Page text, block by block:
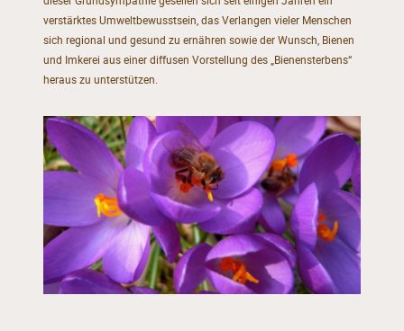
verstärktes Umweltbewusstsein, das Verlangen vieler Menschen
sich regional und gesund zu ernähren sowie der Wunsch, Bienen
und Imkerei aus einer diffusen Vorstellung des „Bienensterbens“
heraus zu unterstützen.